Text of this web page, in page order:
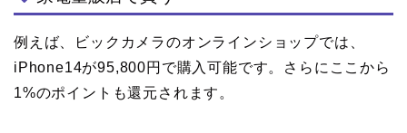
例えば、ビックカメラのオンラインショップでは、
iPhone14が95,800円で購入可能です。さらにここから
1%のポイントも還元されます。